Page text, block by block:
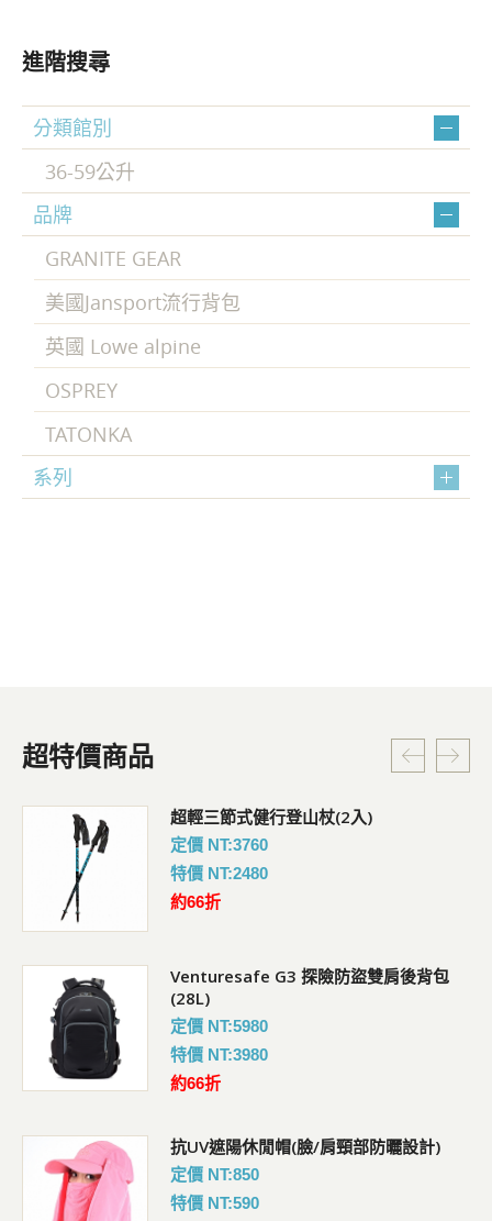
進階搜尋
分類館別
36-59公升
品牌
GRANITE GEAR
美國Jansport流行背包
英國 Lowe alpine
OSPREY
TATONKA
系列
超特價商品
超輕三節式健行登山杖(2入)
定價 NT:3760
特價 NT:2480
約66折
Venturesafe G3 探險防盜雙肩後背包
(28L)
定價 NT:5980
特價 NT:3980
約66折
抗UV遮陽休閒帽(臉/肩頸部防曬設計)
定價 NT:850
特價 NT:590